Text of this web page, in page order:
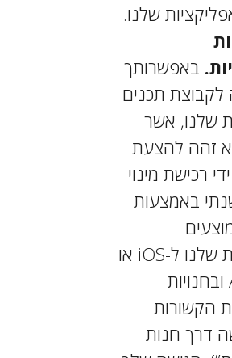
שלנו.
באפשרותך
לקבוצת תכנים
שלנו, אשר
זהה להצעת
רכישת מינוי
באמצעות
באפליקציות שלנו ל-iOS או
ל-Android ובחנויות
הקשורות
דרך חנות